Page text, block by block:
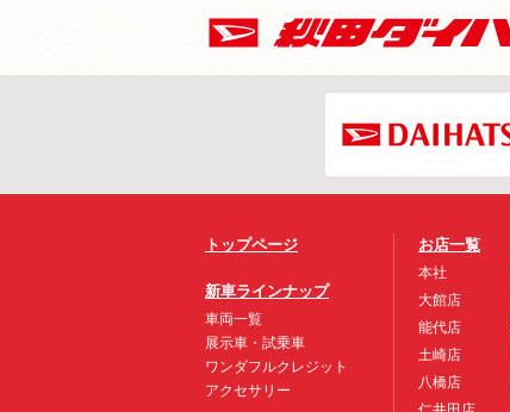
トップページ
新車ラインナップ
車両一覧
展示車・試乗車
ワンダフルクレジット
アクセサリー
お店一覧
本社
大館店
能代店
土崎店
八橋店